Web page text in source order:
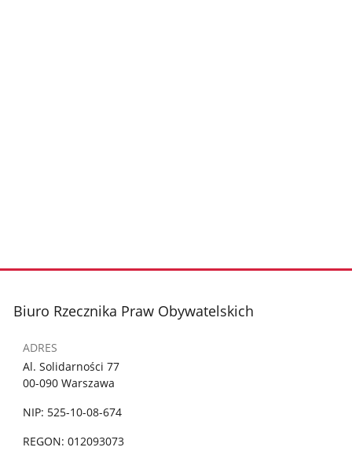
Biuro Rzecznika Praw Obywatelskich
ADRES
Al. Solidarności 77
00-090 Warszawa
NIP: 525-10-08-674
REGON: 012093073